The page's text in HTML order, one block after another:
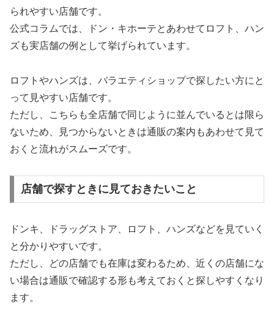
られやすい店舗です。
公式コラムでは、ドン・キホーテとあわせてロフト、ハン
ズも実店舗の例として挙げられています。
ロフトやハンズは、バラエティショップで探したい方にと
って見やすい店舗です。
ただし、こちらも全店舗で同じように並んでいるとは限ら
ないため、見つからないときは通販の案内もあわせて見て
おくと流れがスムーズです。
店舗で探すときに見ておきたいこと
ドンキ、ドラッグストア、ロフト、ハンズなどを見ていく
と分かりやすいです。
ただし、どの店舗でも在庫は変わるため、近くの店舗にな
い場合は通販で確認する形も考えておくと探しやすくなり
ます。